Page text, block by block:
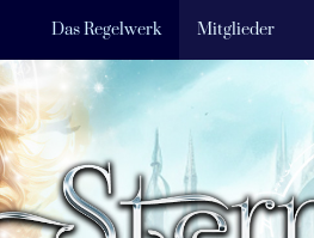
Das Regelwerk Mitglieder